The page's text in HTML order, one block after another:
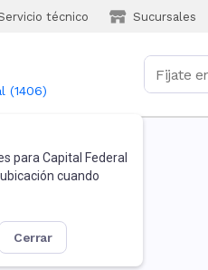
técnico Sucursales
(1406)
para Capital Federal
cuando
cerrar